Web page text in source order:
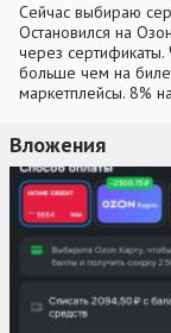
Сейчас выбираю
Остановился на
через
больше чем на
маркетплейсы. 8%
Вложения